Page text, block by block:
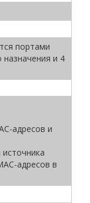
портами
назначения и 4
адресов и
адресов в